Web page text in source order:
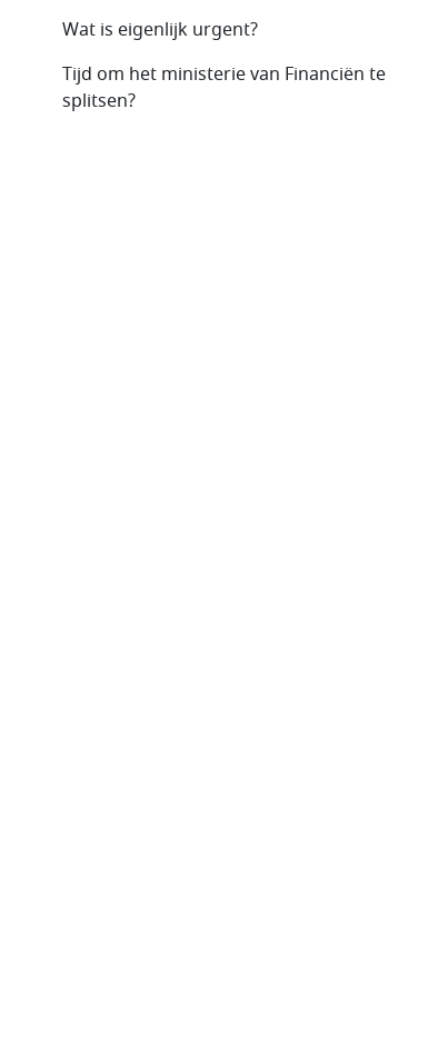
Wat is eigenlijk urgent?
Tijd om het ministerie van Financiën te
splitsen?